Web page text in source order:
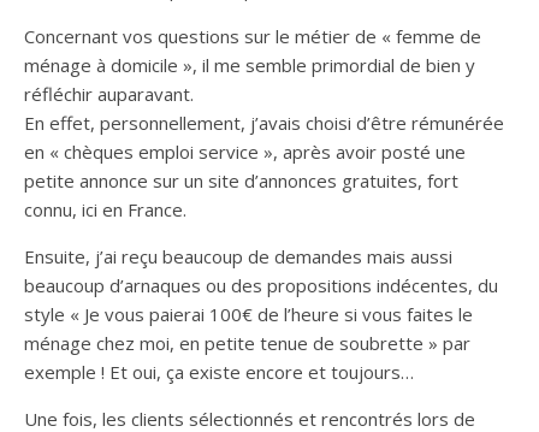
Concernant vos questions sur le métier de « femme de
ménage à domicile », il me semble primordial de bien y
réfléchir auparavant.
En effet, personnellement, j’avais choisi d’être rémunérée
en « chèques emploi service », après avoir posté une
petite annonce sur un site d’annonces gratuites, fort
connu, ici en France.
Ensuite, j’ai reçu beaucoup de demandes mais aussi
beaucoup d’arnaques ou des propositions indécentes, du
style « Je vous paierai 100€ de l’heure si vous faites le
ménage chez moi, en petite tenue de soubrette » par
exemple ! Et oui, ça existe encore et toujours…
Une fois, les clients sélectionnés et rencontrés lors de